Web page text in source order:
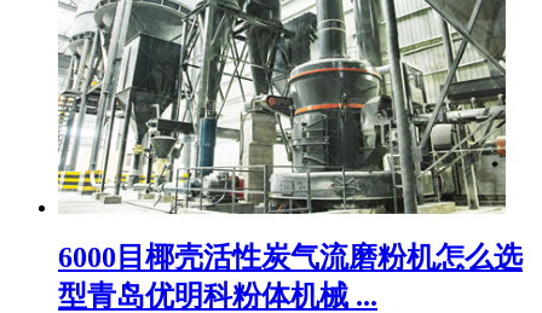
6000目椰壳活性炭气流磨粉机怎么选
型青岛优明科粉体机械 ...